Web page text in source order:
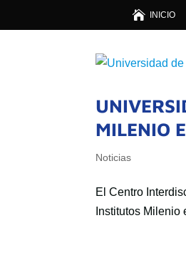
 INICIO
MILENIO
Noticias
El Centro
Institutos